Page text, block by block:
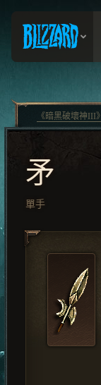
矛
單手
《暗黑破壞神III》